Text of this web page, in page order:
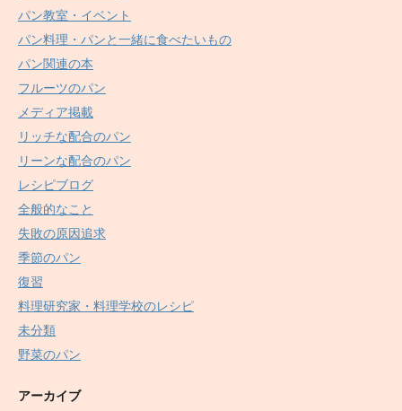
パン教室・イベント
パン料理・パンと一緒に食べたいもの
パン関連の本
フルーツのパン
メディア掲載
リッチな配合のパン
リーンな配合のパン
レシピブログ
全般的なこと
失敗の原因追求
季節のパン
復習
料理研究家・料理学校のレシピ
未分類
野菜のパン
アーカイブ